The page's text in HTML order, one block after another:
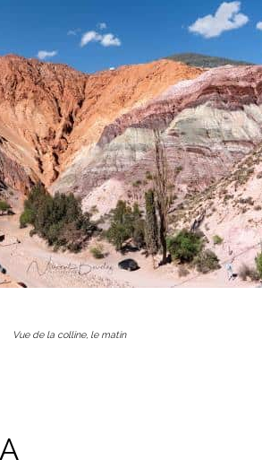
Vue de la colline, le matin